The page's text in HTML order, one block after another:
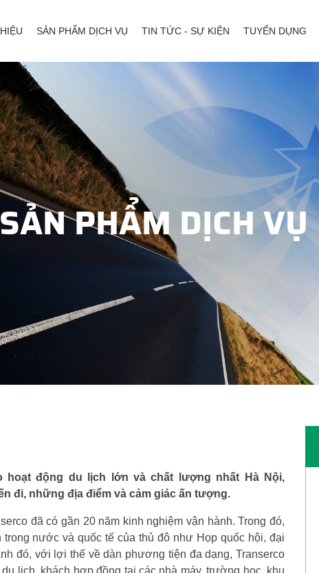
SẢN PHẨM DỊCH VỤ TIN TỨC - SỰ KIỆN TUYỂN DỤNG
SẢN PHẨM DỊCH VỤ
động du lịch lớn và chất lượng nhất Hà Nội,
đi, những địa điểm và cảm giác ấn tượng.
đã có gần 20 năm kinh nghiệm vận hành. Trong đó,
nước và quốc tế của thủ đô như Họp quốc hội, đại
đó, với lợi thế về dàn phương tiện đa dạng, Transerco